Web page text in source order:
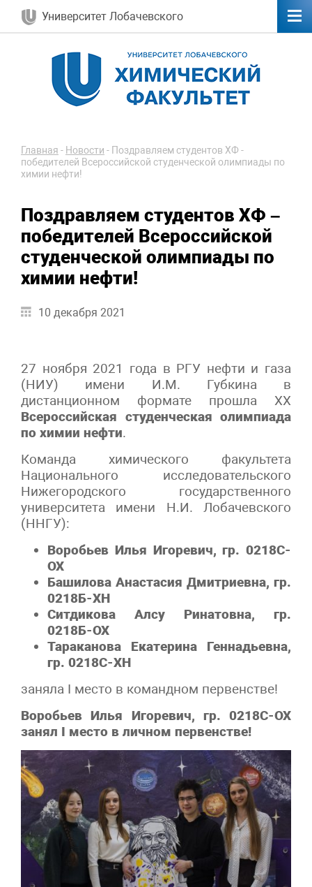
Университет Лобачевского
Главная - Новости - Поздравляем студентов ХФ -
победителей Всероссийской студенческой олимпиады по
химии нефти!
Поздравляем студентов ХФ –
победителей Всероссийской
студенческой олимпиады по
химии нефти!
10 декабря 2021
27 ноября 2021 года в РГУ нефти и газа
(НИУ) имени И.М. Губкина в
дистанционном формате прошла XX
Всероссийская студенческая олимпиада
по химии нефти.
Команда химического факультета
Национального исследовательского
Нижегородского государственного
университета имени Н.И. Лобачевского
(ННГУ):
Воробьев Илья Игоревич, гр. 0218С-
ОХ
Башилова Анастасия Дмитриевна, гр.
0218Б-ХН
Ситдикова Алсу Ринатовна, гр.
0218Б-ОХ
Тараканова Екатерина Геннадьевна,
гр. 0218С-ХН
заняла I место в командном первенстве!
Воробьев Илья Игоревич, гр. 0218С-ОХ
занял I место в личном первенстве!